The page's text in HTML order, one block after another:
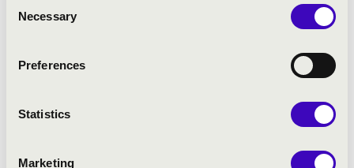
Selection
Necessary
Preferences
Statistics
Marketing